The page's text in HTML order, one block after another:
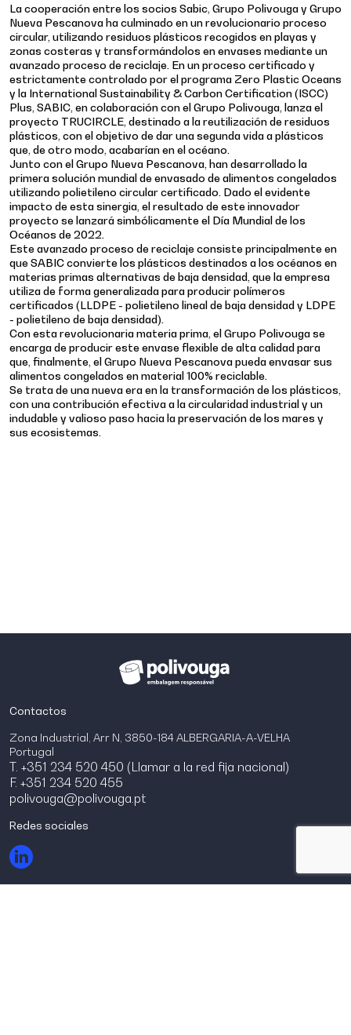
La cooperación entre los socios Sabic, Grupo Polivouga y Grupo
Nueva Pescanova ha culminado en un revolucionario proceso
circular, utilizando residuos plásticos recogidos en playas y
zonas costeras y transformándolos en envases mediante un
avanzado proceso de reciclaje. En un proceso certificado y
estrictamente controlado por el programa Zero Plastic Oceans
y la International Sustainability & Carbon Certification (ISCC)
Plus, SABIC, en colaboración con el Grupo Polivouga, lanza el
proyecto TRUCIRCLE, destinado a la reutilización de residuos
plásticos, con el objetivo de dar una segunda vida a plásticos
que, de otro modo, acabarían en el océano.
Junto con el Grupo Nueva Pescanova, han desarrollado la
primera solución mundial de envasado de alimentos congelados
utilizando polietileno circular certificado. Dado el evidente
impacto de esta sinergia, el resultado de este innovador
proyecto se lanzará simbólicamente el Día Mundial de los
Océanos de 2022.
Este avanzado proceso de reciclaje consiste principalmente en
que SABIC convierte los plásticos destinados a los océanos en
materias primas alternativas de baja densidad, que la empresa
utiliza de forma generalizada para producir polímeros
certificados (LLDPE - polietileno lineal de baja densidad y LDPE
- polietileno de baja densidad).
Con esta revolucionaria materia prima, el Grupo Polivouga se
encarga de producir este envase flexible de alta calidad para
que, finalmente, el Grupo Nueva Pescanova pueda envasar sus
alimentos congelados en material 100% reciclable.
Se trata de una nueva era en la transformación de los plásticos,
con una contribución efectiva a la circularidad industrial y un
indudable y valioso paso hacia la preservación de los mares y
sus ecosistemas.
Contactos
Zona Industrial, Arr N, 3850-184 ALBERGARIA-A-VELHA
Portugal
T. +351 234 520 450 (Llamar a la red fija nacional)
F. +351 234 520 455
polivouga@polivouga.pt
Redes sociales